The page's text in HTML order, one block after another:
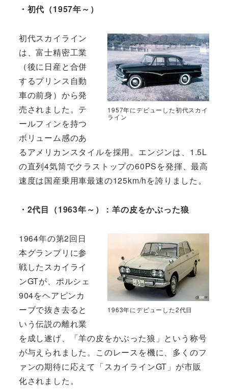
・初代（1957年～）
1957年にデビューした初代スカイ
ライン
初代スカイライン
は、富士精密工業
（後に日産と合併
するプリンス自動
車の前身）から発
売されました。テ
ールフィンを持つ
ボリューム感のあ
るアメリカンスタイルを採用。エンジンは、1.5L
の直列4気筒でクラストップの60PSを発揮、最高
速度は国産乗用車最速の125km/hを誇りました。
・2代目（1963年～）：羊の皮をかぶった狼
1963年にデビューした2代目
1964年の第2回日
本グランプリに参
戦したスカイライ
ンGTが、ポルシェ
904をヘアピンカ
ーブで抜き去ると
いう伝説の離れ業
を成し遂げ、「羊の皮をかぶった狼」という称号
が与えられました。このレースを機に、多くのフ
ァンの期待に応えて「スカイラインGT」が市販
化されました。